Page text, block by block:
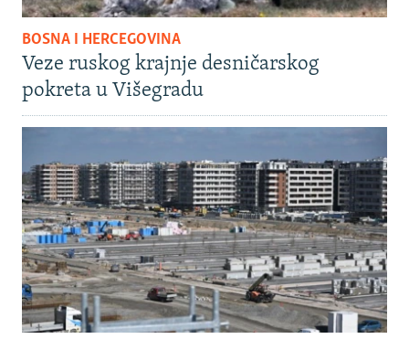
BOSNA I HERCEGOVINA
Veze ruskog krajnje desničarskog
pokreta u Višegradu